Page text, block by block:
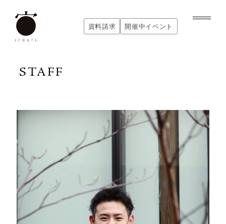
容
資料請求
資料請求
開催中イベント
開催中イベント
STAFF